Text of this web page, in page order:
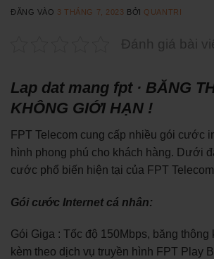
ĐĂNG VÀO 3 THÁNG 7, 2023 BỞI QUANTRI
Đánh giá bài
Lap dat mang fpt · BĂNG
KHÔNG GIỚI HẠN !
FPT Telecom cung cấp nhiều gói cước
hình phong phú cho khách hàng. Dưới
cước phổ biến hiện tại của FPT
Gói cước Internet cá nhân:
Gói Giga : Tốc độ 150Mbps, băng thông
kèm theo dịch vụ truyền hình FPT Play